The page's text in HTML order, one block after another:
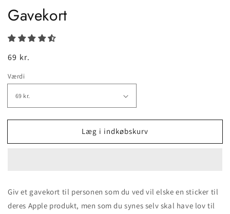
Gavekort
Normalpris
69 kr.
Værdi
Læg i indkøbskurv
Giv et gavekort til personen som du ved vil elske en sticker til
deres Apple produkt, men som du synes selv skal have lov til